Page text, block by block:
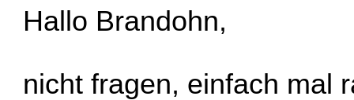
Hallo Brandohn,
nicht fragen, einfach mal